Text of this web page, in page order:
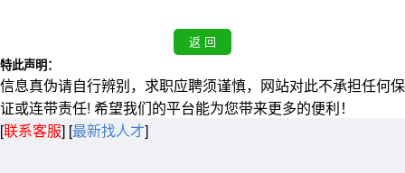
特此声明：
信息真伪请自行辨别，求职应聘须谨慎，网站对此不承担任何保
证或连带责任! 希望我们的平台能为您带来更多的便利！
[联系客服] [最新找人才]